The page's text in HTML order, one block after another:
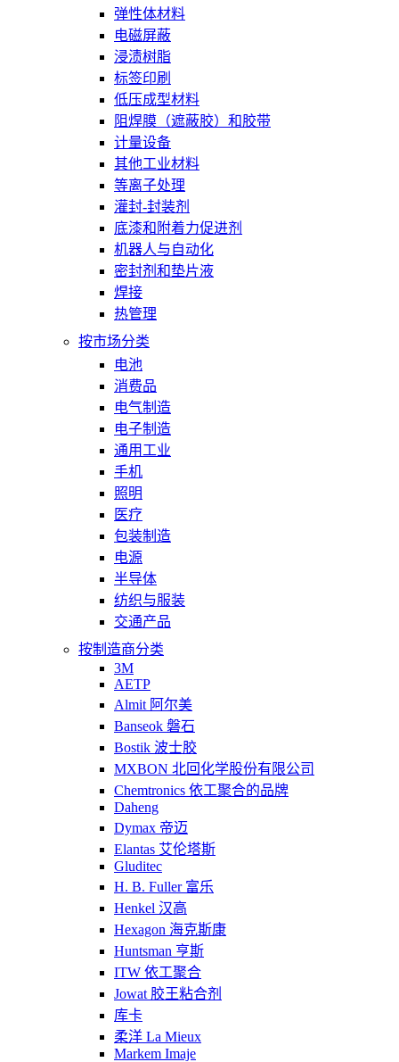
弹性体材料
电磁屏蔽
浸渍树脂
标签印刷
低压成型材料
阻焊膜（遮蔽胶）和胶带
计量设备
其他工业材料
等离子处理
灌封-封装剂
底漆和附着力促进剂
机器人与自动化
密封剂和垫片液
焊接
热管理
按市场分类
电池
消费品
电气制造
电子制造
通用工业
手机
照明
医疗
包装制造
电源
半导体
纺织与服装
交通产品
按制造商分类
3M
AETP
Almit 阿尔美
Banseok 磐石
Bostik 波士胶
MXBON 北回化学股份有限公司
Chemtronics 依工聚合的品牌
Daheng
Dymax 帝迈
Elantas 艾伦塔斯
Gluditec
H. B. Fuller 富乐
Henkel 汉高
Hexagon 海克斯康
Huntsman 亨斯
ITW 依工聚合
Jowat 胶王粘合剂
库卡
柔洋 La Mieux
Markem Imaje